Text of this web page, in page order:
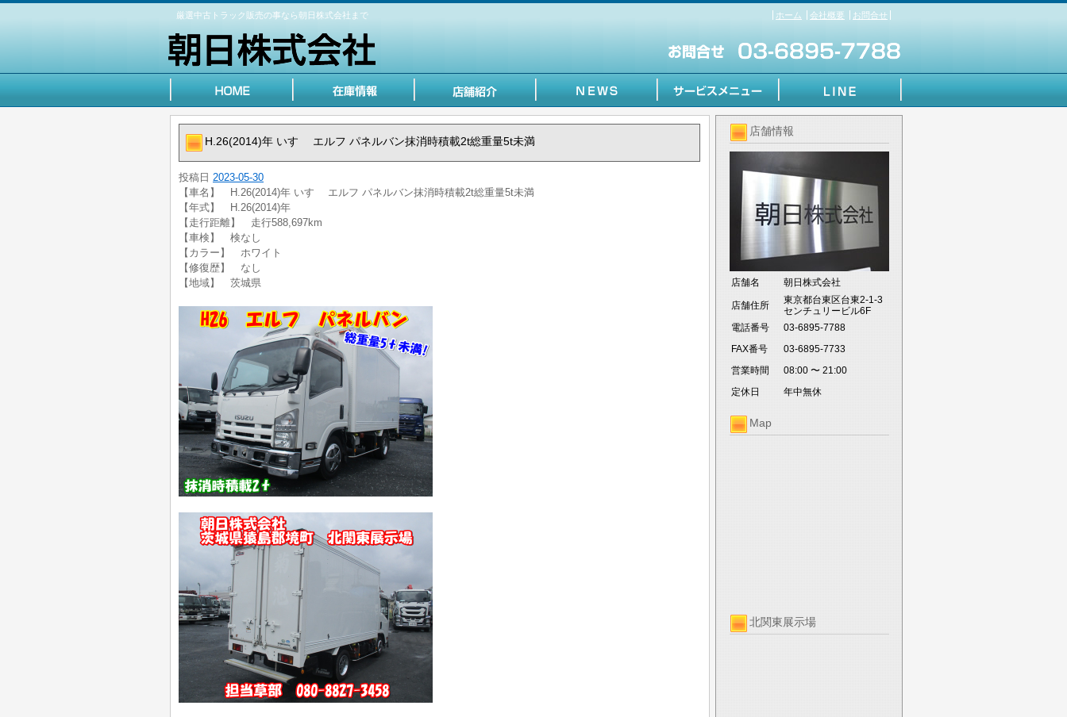
厳選中古トラック販売の事なら朝日株式会社まで ホーム 会社概要 お問合せ
店舗情報
店舗名 朝日株式会社
店舗住所
東京都台東区台東2-1-3
センチュリービル6F
電話番号
03-6895-7788
FAX番号
03-6895-7733
営業時間
08:00 〜 21:00
定休日
年中無休
Map
北関東展示場
H.26(2014)年 いすゞ エルフ パネルバン抹消時積載2t総重量5t未満
投稿日 2023-05-30
【車名】 H.26(2014)年 いすゞ エルフ パネルバン抹消時積載2t総重量5t未満
【年式】 H.26(2014)年
【走行距離】 走行588,697km
【車検】 検なし
【カラー】 ホワイト
【修復歴】 なし
【地域】 茨城県